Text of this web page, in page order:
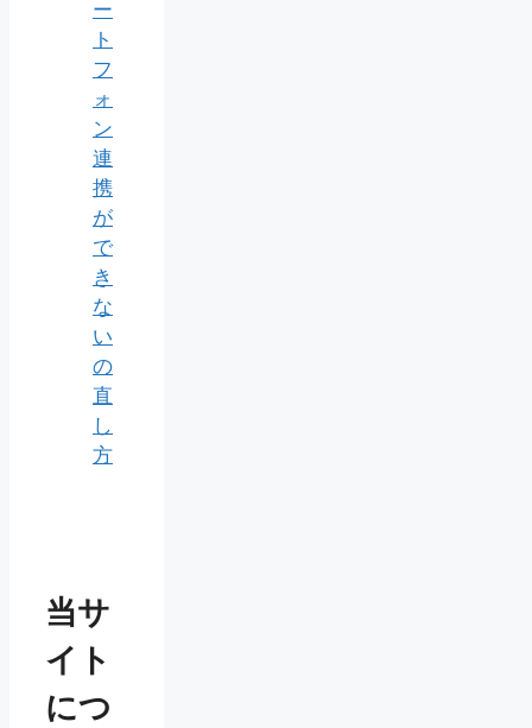
ー
ト
フ
ォ
ン
連
携
が
で
き
な
い
の
直
し
方
当サ
イト
につ